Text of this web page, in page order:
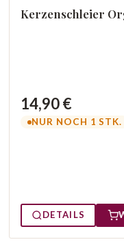
Kerzenschleier
14,90 €
NUR NOCH 1 STK.
DETAILS